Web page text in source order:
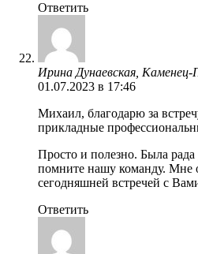
Ответить
Ирина Дунаевская, Каменец-
01.07.2023 в 17:46
Михаил, благодарю за
прикладные
Просто и полезно. Была
помните нашу команду. Мне
сегодняшней встречей с
Ответить